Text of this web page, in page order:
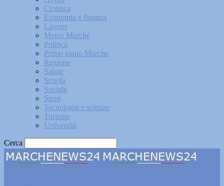
Cronaca
Economia e finanza
Lavoro
Meteo Marche
Politica
Primo piano Marche
Regione
Salute
Scuola
Sociale
Sport
Tecnologia e scienze
Turismo
Università
Cerca